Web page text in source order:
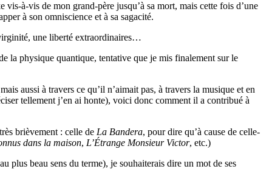
à-vis de mon grand-père jusqu’à sa mort, mais cette fois d’une
à son omniscience et à sa sagacité.
une liberté extraordinaires…
la physique quantique, tentative que je mis finalement sur le
aussi à travers ce qu’il n’aimait pas, à travers la musique et en
tellement j’en ai honte), voici donc comment il a contribué à
brièvement : celle de La Bandera, pour dire qu’à cause de celle-
dans la maison, L’Étrange Monsieur Victor, etc.)
plus beau sens du terme), je souhaiterais dire un mot de ses